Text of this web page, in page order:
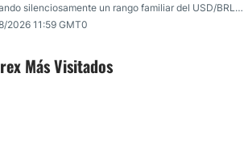
Más Visitados
silenciosamente un rango familiar del USD/BRL.
parte del banco central de Brasil y unas elecciones
silenciosamente un rango familiar del USD/BRL.
observando a continuación.
2026 11:59 GMT0